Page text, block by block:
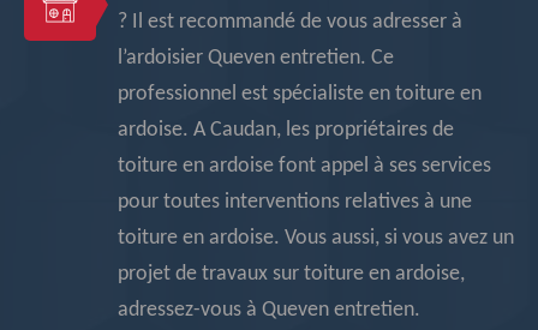
? Il est recommandé de vous adresser à
l’ardoisier Queven entretien. Ce
professionnel est spécialiste en toiture en
ardoise. A Caudan, les propriétaires de
toiture en ardoise font appel à ses services
pour toutes interventions relatives à une
toiture en ardoise. Vous aussi, si vous avez un
projet de travaux sur toiture en ardoise,
adressez-vous à Queven entretien.